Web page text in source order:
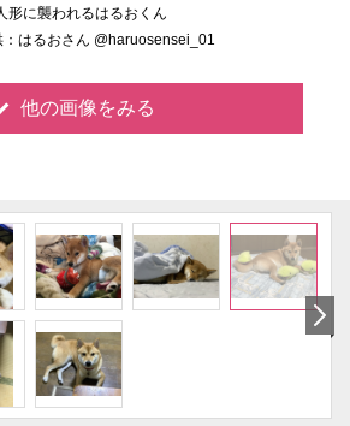
形に襲われるはるおくん
：はるおさん @haruosensei_01
他の画像をみる